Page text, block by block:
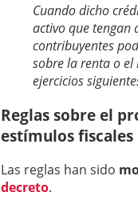
Cuando dicho
activo que tengan
contribuyentes
sobre la renta o el
ejercicios
Reglas sobre el
estímulos fiscales
Las reglas han sido
decreto.